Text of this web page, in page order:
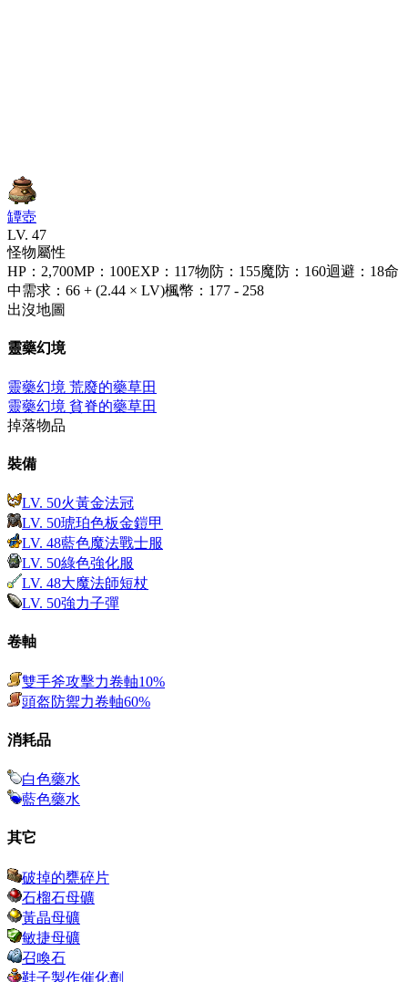
罈壺
LV. 47
怪物屬性
HP ： 2,700MP ： 100EXP ： 117物防 ： 155魔防 ： 160迴避 ： 18命
中需求 ： 66 + (2.44 × LV)楓幣 ： 177 - 258
出沒地圖
靈藥幻境
靈藥幻境 荒廢的藥草田
靈藥幻境 貧脊的藥草田
掉落物品
裝備
LV. 50火黃金法冠
LV. 50琥珀色板金鎧甲
LV. 48藍色魔法戰士服
LV. 50綠色強化服
LV. 48大魔法師短杖
LV. 50強力子彈
卷軸
雙手斧攻擊力卷軸10%
頭盔防禦力卷軸60%
消耗品
白色藥水
藍色藥水
其它
破掉的甕碎片
石榴石母礦
黃晶母礦
敏捷母礦
召喚石
鞋子製作催化劑